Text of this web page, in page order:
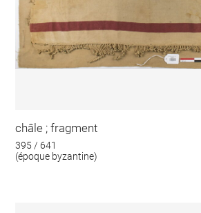
châle ; fragment
395 / 641
(époque byzantine)